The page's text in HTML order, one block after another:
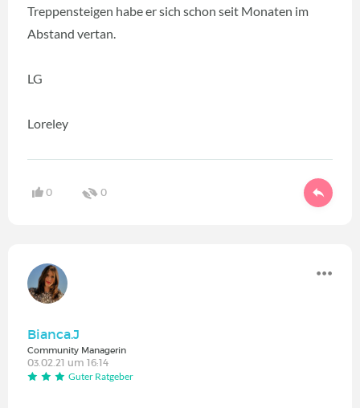
Treppensteigen habe er sich schon seit Monaten im
Abstand vertan.
LG
Loreley
0 0
Bianca.J
Community Managerin
03.02.21 um 16:14
Guter Ratgeber